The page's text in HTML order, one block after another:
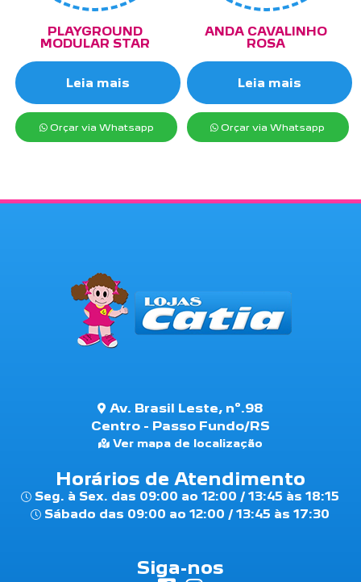
PLAYGROUND
MODULAR STAR
Leia mais
Orçar via Whatsapp
ANDA CAVALINHO
ROSA
Leia mais
Orçar via Whatsapp
Av. Brasil Leste, nº.98
Centro - Passo Fundo/RS
Ver mapa de localização
Horários de Atendimento
Seg. à Sex. das 09:00 ao 12:00 / 13:45 às 18:15
Sábado das 09:00 ao 12:00 / 13:45 às 17:30
Siga-nos